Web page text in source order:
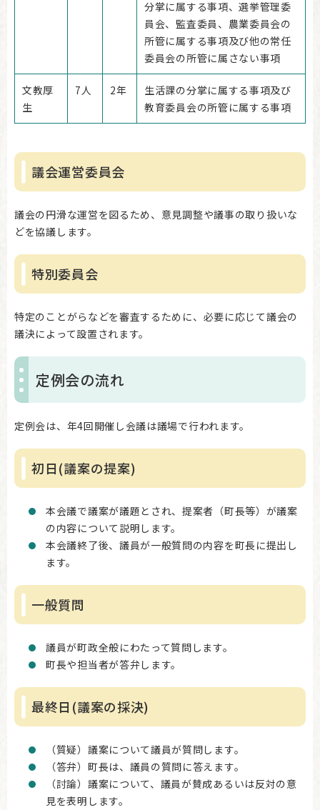
分掌に属する事項、選挙管理委
員会、監査委員、農業委員会の
所管に属する事項及び他の常任
委員会の所管に属さない事項
文教厚
生
7人 2年
生活課の分掌に属する事項及び
教育委員会の所管に属する事項
議会運営委員会
議会の円滑な運営を図るため、意見調整や議事の取り扱いな
どを協議します。
特別委員会
特定のことがらなどを審査するために、必要に応じて議会の
議決によって設置されます。
定例会の流れ
定例会は、年4回開催し会議は議場で行われます。
初日(議案の提案)
本会議で議案が議題とされ、提案者（町長等）が議案
の内容について説明します。
本会議終了後、議員が一般質問の内容を町長に提出し
ます。
一般質問
議員が町政全般にわたって質問します。
町長や担当者が答弁します。
最終日(議案の採決)
（質疑）議案について議員が質問します。
（答弁）町長は、議員の質問に答えます。
（討論）議案について、議員が賛成あるいは反対の意
見を表明します。